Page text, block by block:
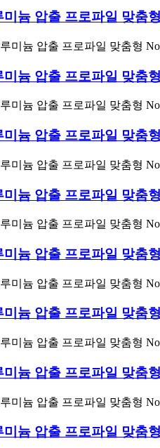
미늄 압출 프로파일 맞춤
미늄 압출 프로파일 맞춤
미늄 압출 프로파일 맞춤
미늄 압출 프로파일 맞춤
미늄 압출 프로파일 맞춤
미늄 압출 프로파일 맞춤
미늄 압출 프로파일 맞춤
미늄 압출 프로파일 맞춤